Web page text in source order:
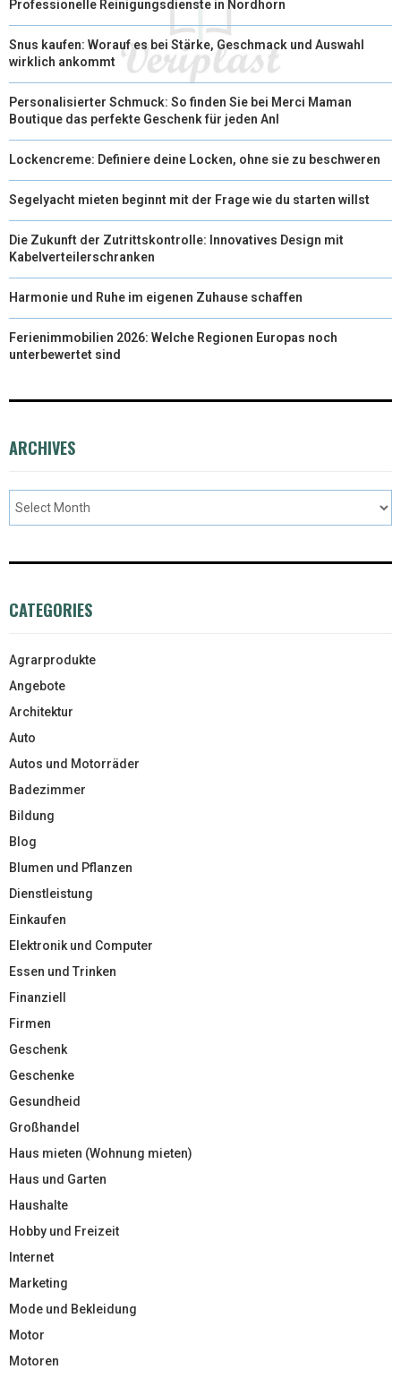
Professionelle Reinigungsdienste in Nordhorn
Snus kaufen: Worauf es bei Stärke, Geschmack und Auswahl
wirklich ankommt
Personalisierter Schmuck: So finden Sie bei Merci Maman
Boutique das perfekte Geschenk für jeden Anl
Lockencreme: Definiere deine Locken, ohne sie zu beschweren
Segelyacht mieten beginnt mit der Frage wie du starten willst
Die Zukunft der Zutrittskontrolle: Innovatives Design mit
Kabelverteilerschranken
Harmonie und Ruhe im eigenen Zuhause schaffen
Ferienimmobilien 2026: Welche Regionen Europas noch
unterbewertet sind
ARCHIVES
CATEGORIES
Agrarprodukte
Angebote
Architektur
Auto
Autos und Motorräder
Badezimmer
Bildung
Blog
Blumen und Pflanzen
Dienstleistung
Einkaufen
Elektronik und Computer
Essen und Trinken
Finanziell
Firmen
Geschenk
Geschenke
Gesundheid
Großhandel
Haus mieten (Wohnung mieten)
Haus und Garten
Haushalte
Hobby und Freizeit
Internet
Marketing
Mode und Bekleidung
Motor
Motoren